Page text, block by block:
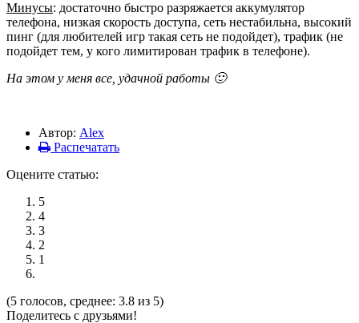
Минусы: достаточно быстро разряжается аккумулятор
телефона, низкая скорость доступа, сеть нестабильна, высокий
пинг (для любителей игр такая сеть не подойдет), трафик (не
подойдет тем, у кого лимитирован трафик в телефоне).
На этом у меня все, удачной работы 🙂
Автор: Alex
Распечатать
Оцените статью:
5
4
3
2
1
(5 голосов, среднее: 3.8 из 5)
Поделитесь с друзьями!